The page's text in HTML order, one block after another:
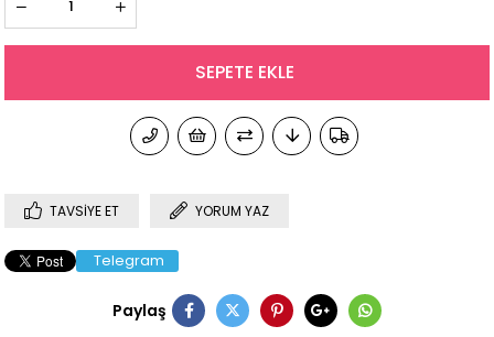
TAVSIYE ET YORUM YAZ
Telegram
Paylaş